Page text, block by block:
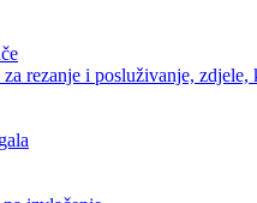
rezanje i posluživanje,